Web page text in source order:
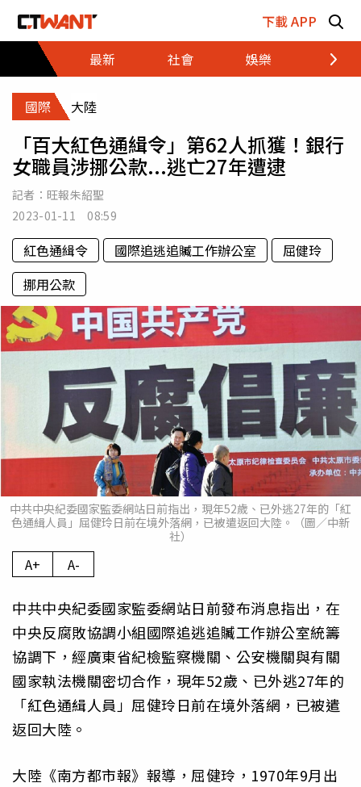
下載 APP
最新
社會 娛樂 財經
國際 大陸
「百大紅色通緝令」第62人抓獲！銀行
女職員涉挪公款...逃亡27年遭逮
記者： 旺報朱紹聖
2023-01-11 08:59
紅色通緝令 國際追逃追贓工作辦公室
屈健玲
挪用公款
中共中央紀委國家監委網站日前指出，現年52歲、已外逃27年的「紅
色通緝人員」屈健玲日前在境外落網，已被遣返回大陸。（圖／中新
社）
A+ A-
中共中央紀委國家監委網站日前發布消息指出，在
中央反腐敗協調小組國際追逃追贓工作辦公室統籌
協調下，經廣東省紀檢監察機關、公安機關與有關
國家執法機關密切合作，現年52歲、已外逃27年的
「紅色通緝人員」屈健玲日前在境外落網，已被遣
返回大陸。
大陸《南方都市報》報導，屈健玲，1970年9月出